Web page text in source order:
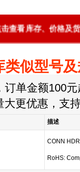
击查看库存、价格及
类似型号
单金额100元
更优惠，支
描述
CONN
RoHS: